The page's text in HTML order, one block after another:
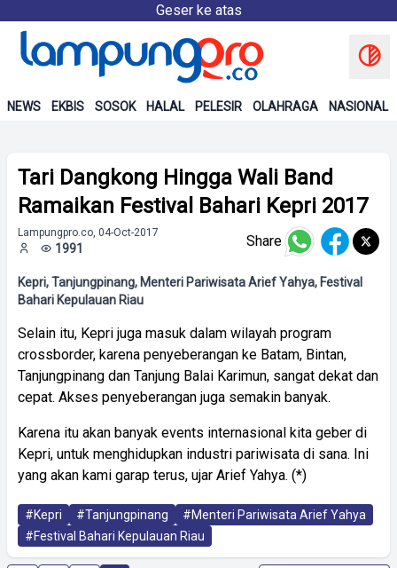
Geser ke atas
NEWS EKBIS SOSOK HALAL PELESIR OLAHRAGA NASIONAL
Tari Dangkong Hingga Wali Band
Ramaikan Festival Bahari Kepri 2017
Lampungpro.co, 04-Oct-2017
1991 Share
Kepri, Tanjungpinang, Menteri Pariwisata Arief Yahya, Festival
Bahari Kepulauan Riau
Selain itu, Kepri juga masuk dalam wilayah program
crossborder, karena penyeberangan ke Batam, Bintan,
Tanjungpinang dan Tanjung Balai Karimun, sangat dekat dan
cepat. Akses penyeberangan juga semakin banyak.
Karena itu akan banyak events internasional kita geber di
Kepri, untuk menghidupkan industri pariwisata di sana. Ini
yang akan kami garap terus, ujar Arief Yahya. (*)
#Kepri #Tanjungpinang
#Menteri Pariwisata Arief Yahya
#Festival Bahari Kepulauan Riau